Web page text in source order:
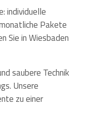
individuelle
Pakete
Sie in Wiesbaden
saubere Technik
Unsere
zu einer